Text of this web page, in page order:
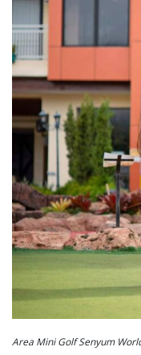
Area Mini Golf Senyum